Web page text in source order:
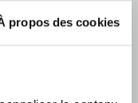
propos des cookies